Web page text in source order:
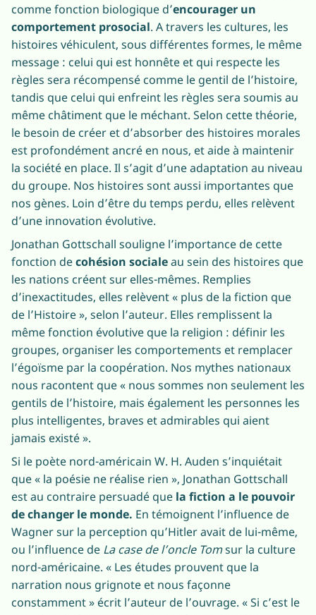
comme fonction biologique d’encourager un
comportement prosocial. A travers les cultures, les
histoires véhiculent, sous différentes formes, le même
message : celui qui est honnête et qui respecte les
règles sera récompensé comme le gentil de l’histoire,
tandis que celui qui enfreint les règles sera soumis au
même châtiment que le méchant. Selon cette théorie,
le besoin de créer et d’absorber des histoires morales
est profondément ancré en nous, et aide à maintenir
la société en place. Il s’agit d’une adaptation au niveau
du groupe. Nos histoires sont aussi importantes que
nos gènes. Loin d’être du temps perdu, elles relèvent
d’une innovation évolutive.
Jonathan Gottschall souligne l’importance de cette
fonction decohésion socialeau sein des histoires que
les nations créent sur elles-mêmes. Remplies
d’inexactitudes, elles relèvent « plus de la fiction que
de l’Histoire », selon l’auteur. Elles remplissent la
même fonction évolutive que la religion : définir les
groupes, organiser les comportements et remplacer
l’égoïsme par la coopération. Nos mythes nationaux
nous racontent que « nous sommes non seulement les
gentils de l’histoire, mais également les personnes les
plus intelligentes, braves et admirables qui aient
jamais existé ».
Si le poète nord-américain W. H. Auden s’inquiétait
que « la poésie ne réalise rien », Jonathan Gottschall
est au contraire persuadé que la fiction a le pouvoir
de changer le monde. En témoignent l’influence de
Wagner sur la perception qu’Hitler avait de lui-même,
ou l’influence de La case de l’oncle Tomsur la culture
nord-américaine. « Les études prouvent que la
narration nous grignote et nous façonne
constamment » écrit l’auteur de l’ouvrage. « Si c’est le